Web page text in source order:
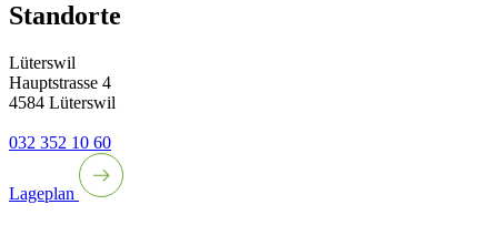
Standorte
Lüterswil
Hauptstrasse 4
4584 Lüterswil
032 352 10 60
Lageplan